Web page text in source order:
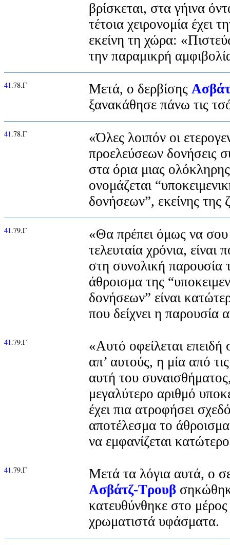
βρίσκεται, στα γήινα
τέτοια χειρονομία έχει
εκείνη τη χώρα:
την παραμικρή
41.78.Γ Μετά, ο δερβίσης
ξανακάθησε πάνω τις
41.78.Γ
«Όλες λοιπόν οι
προελεύσεων δονήσεις
στα όρια μιας
ονομάζεται
δονήσεων”, εκείνης της
41.79.Γ
«Θα πρέπει όμως να σου
τελευταία χρόνια, είναι
στη συνολική παρουσία
άθροισμα της
δονήσεων” είναι
που δείχνει η παρουσία
41.79.Γ
«Αυτό οφείλεται επειδή
απ’ αυτούς, η μία από
αυτή του
μεγαλύτερο αριθμό
έχει πια ατροφήσει
αποτέλεσμα το
να εμφανίζεται
41.79.Γ
Μετά τα λόγια αυτά, ο
Ασβάτζ-Τρουβ
κατευθύνθηκε στο
χρωματιστά υφάσματα.